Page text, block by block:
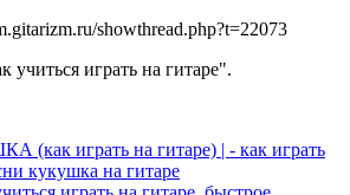
showthread.php?t=22073
учиться играть на гитаре".
играть на гитаре) | - как играть
кукушка на гитаре